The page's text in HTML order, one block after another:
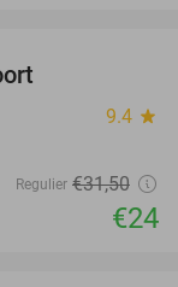
9.4 star
Regulier €31,50
€24